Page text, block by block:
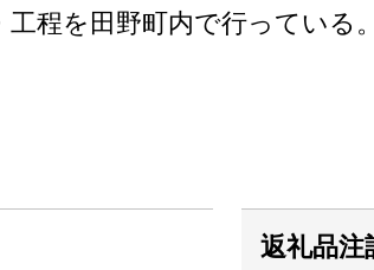
程を田野町内で行っている。
返礼品注